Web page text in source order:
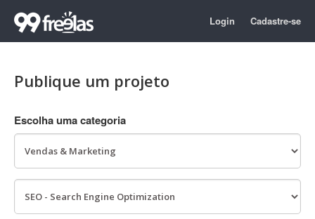
Login Cadastre-se
Publique um projeto
Escolha uma categoria